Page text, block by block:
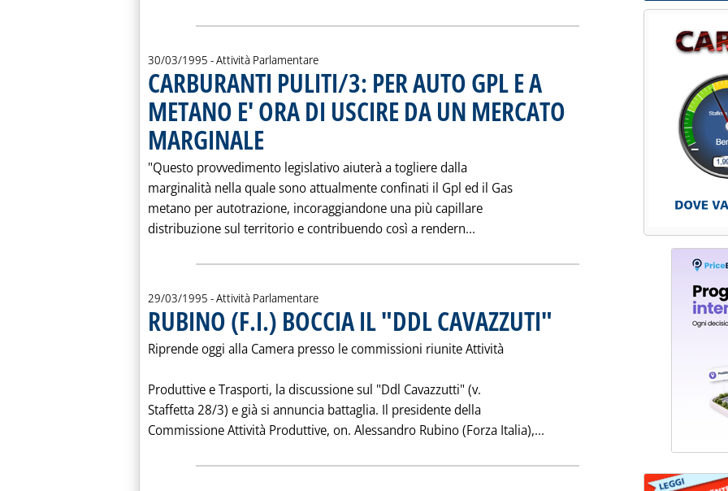
30/03/1995 - Attività Parlamentare
CARBURANTI PULITI/3: PER AUTO GPL E A
METANO E' ORA DI USCIRE DA UN MERCATO
MARGINALE
"Questo provvedimento legislativo aiuterà a togliere dalla
marginalità nella quale sono attualmente confinati il Gpl ed il Gas
metano per autotrazione, incoraggiandone una più capillare
distribuzione sul territorio e contribuendo così a rendern...
29/03/1995 - Attività Parlamentare
RUBINO (F.I.) BOCCIA IL "DDL CAVAZZUTI" . Pubblicata mercoledì 29 marzo 1995 alle
Riprende oggi alla Camera presso le commissioni riunite Attività
Produttive e Trasporti, la discussione sul "Ddl Cavazzutti" (v.
Staffetta 28/3) e già si annuncia battaglia. Il presidente della
Commissione Attività Produttive, on. Alessandro Rubino (Forza Italia),... Leggi tutta la notizia: 'RUBINO